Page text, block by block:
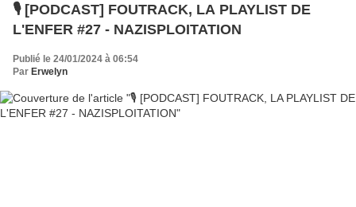
🎙️ [PODCAST] FOUTRACK, LA PLAYLIST DE
L'ENFER #27 - NAZISPLOITATION
Publié le 24/01/2024 à 06:54
Par Erwelyn